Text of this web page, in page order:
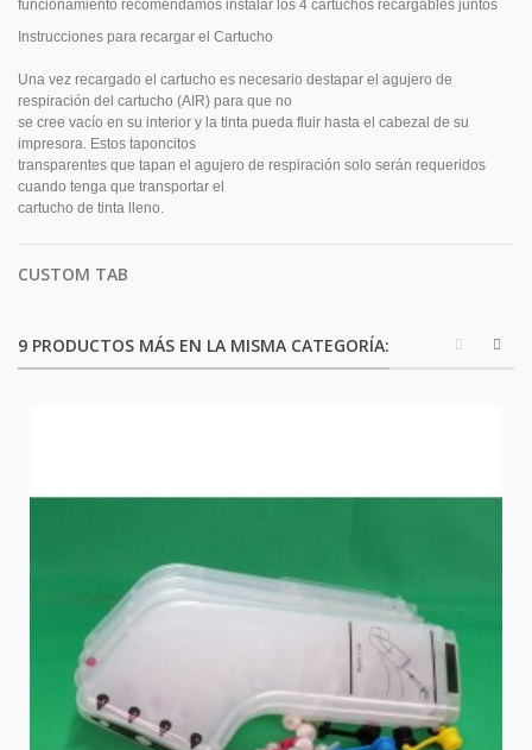
funcionamiento recomendamos instalar los 4 cartuchos recargables juntos
Instrucciones para recargar el Cartucho
Una vez recargado el cartucho es necesario destapar el agujero de
respiración del cartucho (AIR) para que no
se cree vacío en su interior y la tinta pueda fluir hasta el cabezal de su
impresora. Estos taponcitos
transparentes que tapan el agujero de respiración solo serán requeridos
cuando tenga que transportar el
cartucho de tinta lleno.
CUSTOM TAB
9 PRODUCTOS MÁS EN LA MISMA CATEGORÍA: